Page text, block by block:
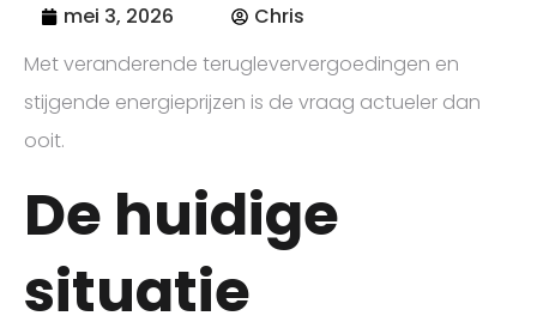
mei 3, 2026
Chris
Met veranderende terugleververgoedingen en
stijgende energieprijzen is de vraag actueler dan
ooit.
De huidige
situatie